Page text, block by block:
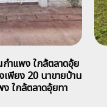
ำแพง ใกล้ตลาดอุ้ย
เพียง 20 นาขายบ้าน
ใกล้ตลาดอุ้ยทา